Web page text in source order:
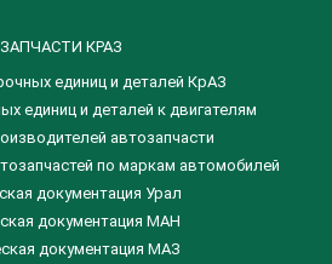
ЗАПЧАСТИ КРАЗ
единиц и деталей КрАЗ
единиц и деталей к двигателям
автозапчасти
по маркам автомобилей
документация Урал
документация МАН
документация МАЗ